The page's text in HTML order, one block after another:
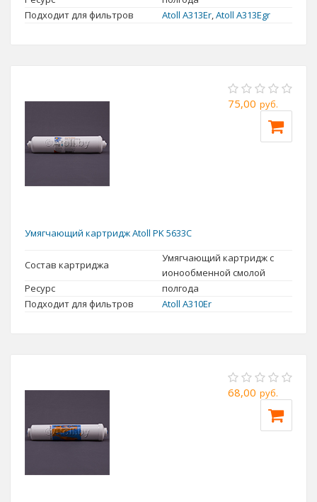
Подходит для фильтров
Atoll A313Er Atoll A313Egr
75,00 руб.
Умягчающий картридж Atoll РK 5633С
Состав картриджа
Умягчающий картридж с
ионообменной смолой
Ресурс
полгода
Подходит для фильтров
Atoll A310Er
68,00 руб.